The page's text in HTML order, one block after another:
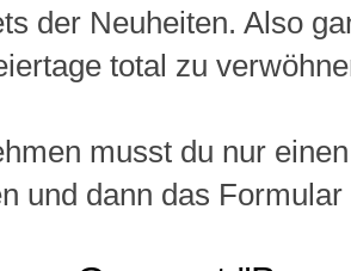
der Neuheiten. Also
total zu
musst du nur
und dann das